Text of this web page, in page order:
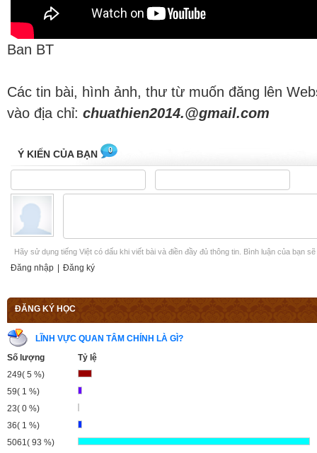
Ban BT
Các tin bài, hình ảnh, thư từ muốn đăng lên
vào địa chỉ: chuathien2014.@gmail.com
Ý KIẾN CỦA BẠN 0
Hãy sử dụng tiếng Việt có dấu khi viết bài và điền đầy đủ thông tin. Bình luận của bạn
Đăng nhập Đăng ký
ĐĂNG KÝ HỌC
LĨNH VỰC QUAN TÂM CHÍNH LÀ GÌ?
Số lượng
Tỷ lệ
249( 5 %)
59( 1 %)
23( 0 %)
36( 1 %)
5061( 93 %)